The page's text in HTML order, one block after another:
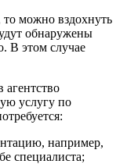
то можно вздохнуть
обнаружены
В этом случае
услугу по
например,
специалиста;